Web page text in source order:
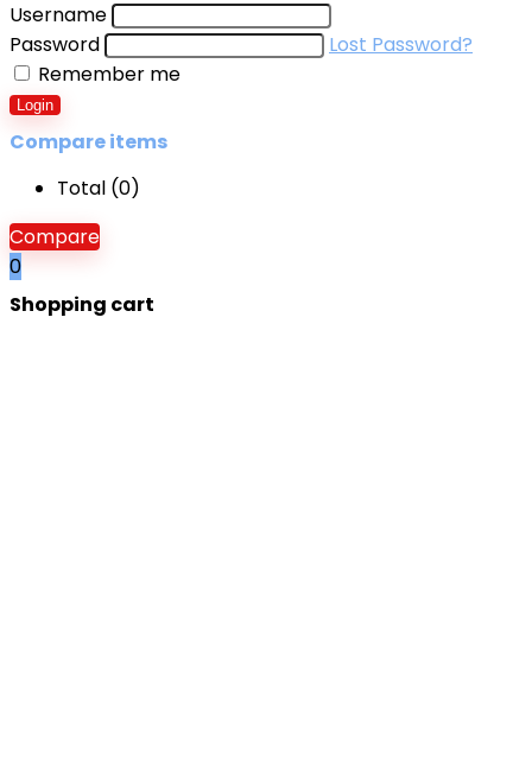
Username
Password
Lost Password?
Remember me
Login
Compare items
Total (0)
Compare
0
Shopping cart